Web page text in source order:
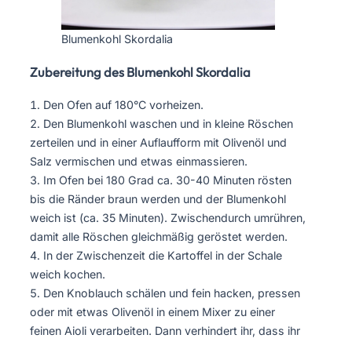
Blumenkohl Skordalia
Zubereitung des Blumenkohl Skordalia
Den Ofen auf 180°C vorheizen.
Den Blumenkohl waschen und in kleine Röschen
zerteilen und in einer Auflaufform mit Olivenöl und
Salz vermischen und etwas einmassieren.
Im Ofen bei 180 Grad ca. 30-40 Minuten rösten
bis die Ränder braun werden und der Blumenkohl
weich ist (ca. 35 Minuten). Zwischendurch umrühren,
damit alle Röschen gleichmäßig geröstet werden.
In der Zwischenzeit die Kartoffel in der Schale
weich kochen.
Den Knoblauch schälen und fein hacken, pressen
oder mit etwas Olivenöl in einem Mixer zu einer
feinen Aioli verarbeiten. Dann verhindert ihr, dass ihr